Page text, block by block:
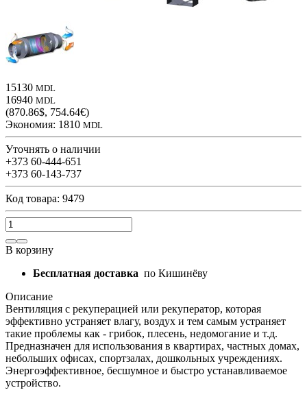
15130 MDL
16940 MDL
(870.86$, 754.64€)
Экономия: 1810 MDL
Уточнять о наличии
+373 60-444-651
+373 60-143-737
Код товара: 9479
В корзину
Бесплатная доставка по Кишинёву
Описание
Вентиляция с рекуперацией или рекуператор, которая
эффективно устраняет влагу, воздух и тем самым устраняет
такие проблемы как - грибок, плесень, недомогание и т.д.
Предназначен для использования в квартирах, частных домах,
небольших офисах, спортзалах, дошкольных учреждениях.
Энергоэффективное, бесшумное и быстро устанавливаемое
устройство.